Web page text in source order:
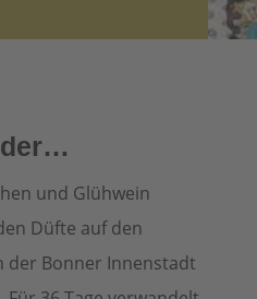
und Glühwein
Düfte auf den
der Bonner Innenstadt